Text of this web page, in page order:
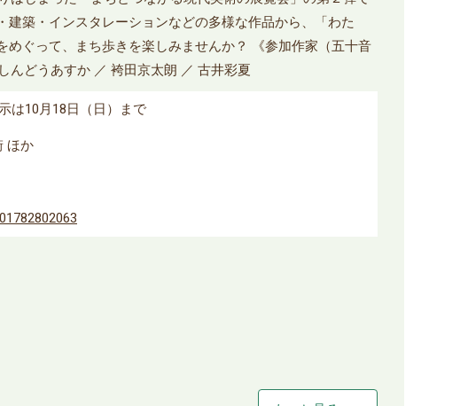
築・インスタレーションなどの多様な作品から、「わた
ぐって、まち歩きを楽しみませんか？ 《参加作家（五十音
んどうあすか ／ 袴田京太朗 ／ 古井彩夏
は10月18日（日）まで
ほか